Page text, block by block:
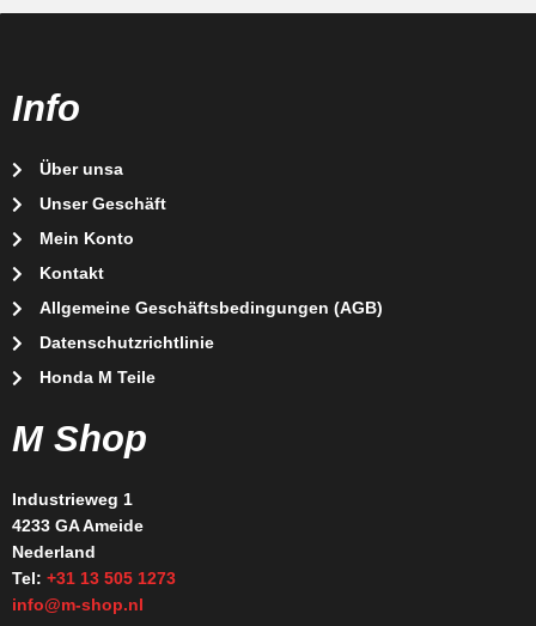
Info
Über unsa
Unser Geschäft
Mein Konto
Kontakt
Allgemeine Geschäftsbedingungen (AGB)
Datenschutzrichtlinie
Honda M Teile
M Shop
Industrieweg 1
4233 GA Ameide
Nederland
Tel: +31 13 505 1273
info@m-shop.nl